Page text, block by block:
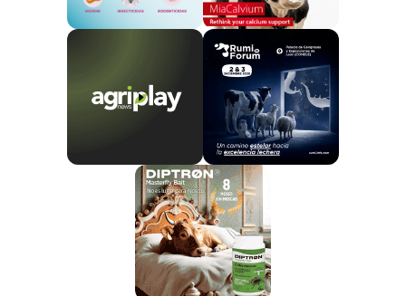
compromiso del nuevo gobierno de alcanzar los
objetivos climáticos sin perjudicar la industria agrícola.
Declaró: “El gobierno está comprometido a cumplir
con nuestras obligaciones sobre el cambio climático
sin cerrar las granjas de los Kiwis”. Esta decisión está
postura del nuevo gobierno sobre
equilibrar los intereses económicos y
ambientales.
la medida ha generado críticas
significativas de grupos ambientalistas como
Greenpeace y el Partido Verde de Nueva Zelanda
Greenpeace describió la reversión como el gobierno
“declarando la guerra” a la naturaleza, subrayando la